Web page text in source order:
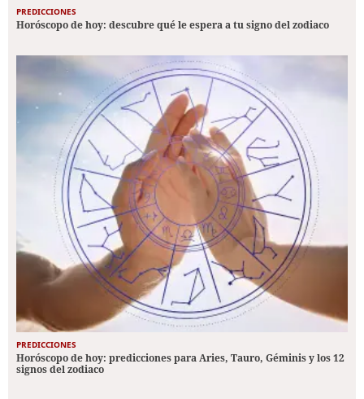
PREDICCIONES
Horóscopo de hoy: descubre qué le espera a tu signo del zodiaco
PREDICCIONES
Horóscopo de hoy: predicciones para Aries, Tauro, Géminis y los 12
signos del zodiaco